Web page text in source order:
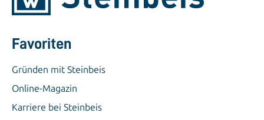
Favoriten
Gründen mit Steinbeis
Online-Magazin
Karriere bei Steinbeis